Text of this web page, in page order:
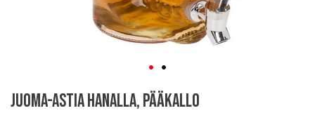
Juoma-astia hanalla, pääkallo